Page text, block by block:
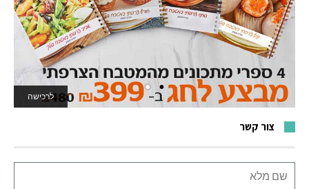
לרכישה
לאתר המשחקים
צור קשר